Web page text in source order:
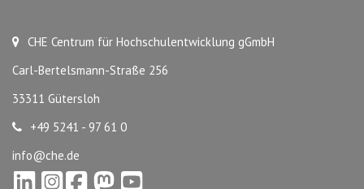
CHE Centrum für Hochschulentwicklung gGmbH
Carl-Bertelsmann-Straße 256
33311 Gütersloh
+49 5241 - 97 61 0
info@che.de